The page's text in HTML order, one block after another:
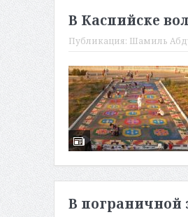
В Каспийске
Публикация: Шамиль
В пограничной